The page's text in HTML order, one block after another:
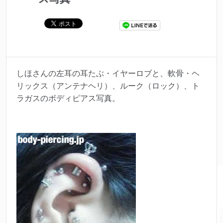
しほさんの左耳の耳たぶ・イヤーロブと、軟骨・ヘ
リックス（アンテナヘリ）、ルーク（ロック）、ト
ラガスのボディピアス写真。